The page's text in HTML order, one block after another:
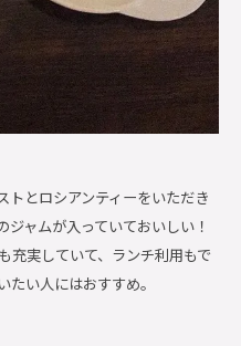
トとロシアンティーをいただき
ャムが入っていておいしい！
充実していて、ランチ利用もで
たい人にはおすすめ。